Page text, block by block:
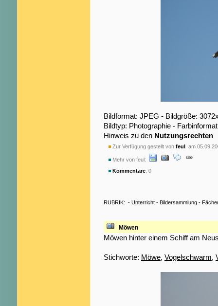
Bildformat: JPEG - Bildgröße:
Bildtyp: Photographie -
Hinweis zu den Nutzungsrechten
Zur Verfügung gestellt von feul am
Mehr von feul:
Kommentare: 0
RUBRIK: - Unterricht - Bildersammlung -
Möwen
Möwen hinter einem Schiff am
Stichworte: Möwe, Vogelschwarm,